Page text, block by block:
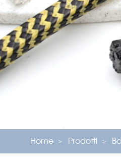
Home Prodotti